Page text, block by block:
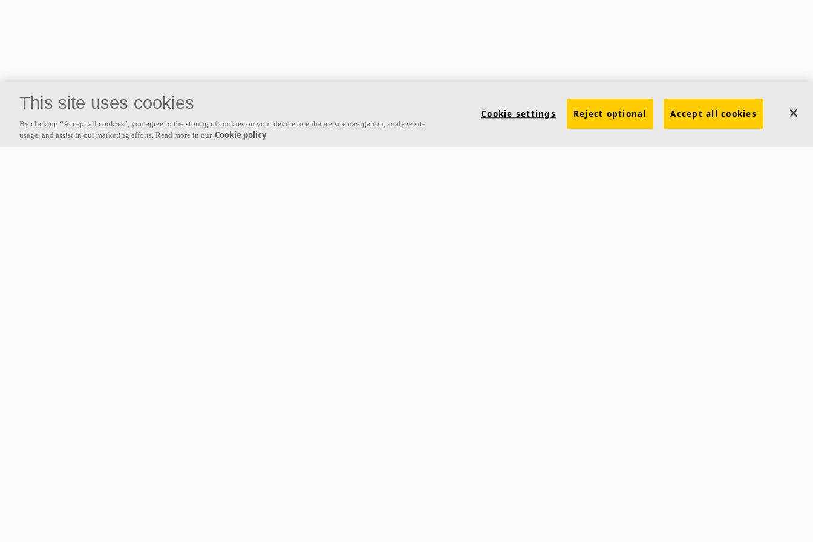
This site uses cookies
By clicking “Accept all cookies”, you agree to the storing of cookies on your device to enhance site navigation, analyze site
usage, and assist in our marketing efforts. Read more in our Cookie policy
Cookie settings Reject optional Accept all cookies